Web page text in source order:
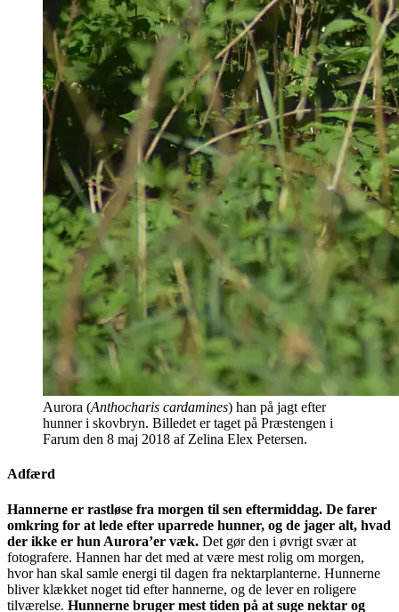
Aurora (Anthocharis cardamines) han på jagt efter
hunner i skovbryn. Billedet er taget på Præstengen i
Farum den 8 maj 2018 af Zelina Elex Petersen.
Adfærd
Hannerne er rastløse fra morgen til sen eftermiddag. De farer
omkring for at lede efter uparrede hunner, og de jager alt, hvad
der ikke er hun Aurora’er væk. Det gør den i øvrigt svær at
fotografere. Hannen har det med at være mest rolig om morgen,
hvor han skal samle energi til dagen fra nektarplanterne. Hunnerne
bliver klækket noget tid efter hannerne, og de lever en roligere
tilværelse. Hunnerne bruger mest tiden på at suge nektar og